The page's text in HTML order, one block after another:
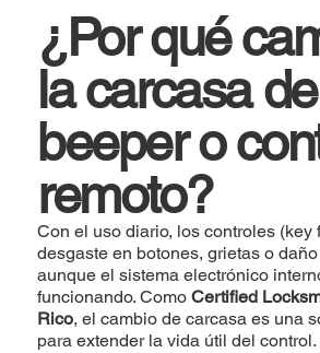
¿Por qué
la carcasa
beeper o
remoto?
Con el uso diario, los controles (key
desgaste en botones, grietas o
aunque el sistema electrónico
funcionando. Como Certified
Rico, el cambio de carcasa es una
para extender la vida útil del control.